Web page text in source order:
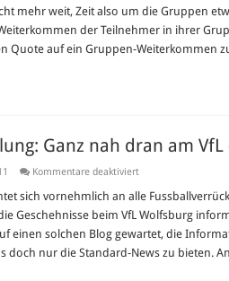
Gruppen
im
Überblick
mehr weit, Zeit also um die Gruppen
der Teilnehmer in ihrer
Quote auf ein Gruppen-Weiterkommen
Ganz nah dran am VfL
Kommentare deaktiviertfür
Ganz
dran
am
VfL
–
sich vornehmlich an alle
Geschehnisse beim VfL Wolfsburg
einen solchen Blog gewartet, die
doch nur die Standard-News zu bieten.